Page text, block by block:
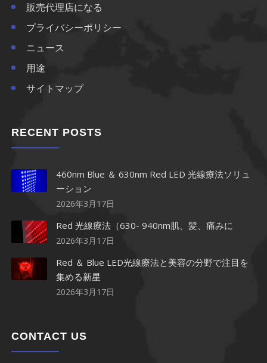
販売代理店になる
プライバシーポリシー
ニュース
用途
サイトマップ
RECENT POSTS
460nm Blue ＆ 630nm Red LED 光線療法ソリュ
ーション
2026年3月17日
Red 光線療法（630- 940nm肌、髪、痛みに
2026年3月17日
Red ＆ Blue LED光線療法と美容の分野で注目を
集める新星
2026年3月17日
CONTACT US